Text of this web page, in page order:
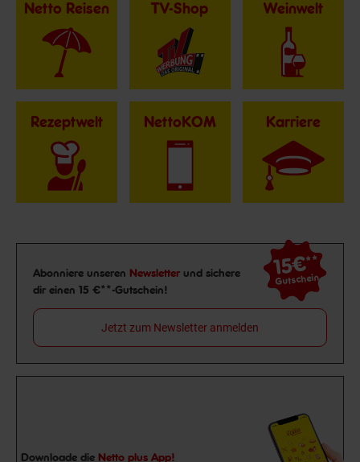
Netto Reisen TV-Shop Weinwelt
Rezeptwelt NettoKOM Karriere
Newsletter Anmeldung
Abonniere unseren Newsletter und sichere
dir einen 15 €**-Gutschein!
15€**
Gutschein
Jetzt zum Newsletter anmelden
Downloade die Netto plus App!